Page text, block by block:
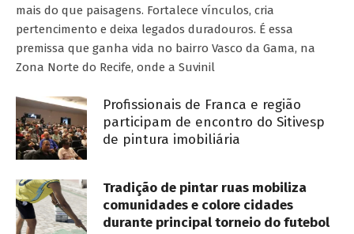
mais do que paisagens. Fortalece vínculos, cria
pertencimento e deixa legados duradouros. É essa
premissa que ganha vida no bairro Vasco da Gama, na
Zona Norte do Recife, onde a Suvinil
Profissionais de Franca e região
participam de encontro do Sitivesp
de pintura imobiliária
Tradição de pintar ruas mobiliza
comunidades e colore cidades
durante principal torneio do futebol